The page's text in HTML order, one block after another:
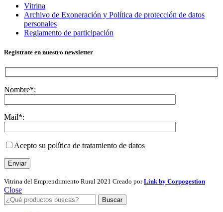
Vitrina
Archivo de Exoneración y Política de protección de datos
personales
Reglamento de participación
Regístrate en nuestro newsletter
Nombre*:
Mail*:
Acepto su política de tratamiento de datos
Vitrina del Emprendimiento Rural 2021 Creado porLink by Corpogestion
Close
Buscar